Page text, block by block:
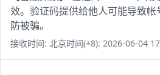
效。验证码提供给他人可能导致
防被骗。
接收时间: 北京时间(+8): 2026-06-04